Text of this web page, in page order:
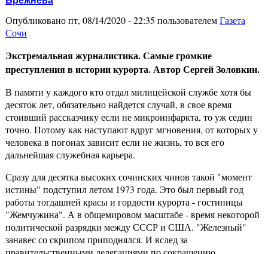
Опубликовано пт, 08/14/2020 - 22:35 пользователемГазета
Сочи
Экстремальная журналистика. Самые громкие
преступления в истории курорта. Автор Сергей Золовкин.
В памяти у каждого кто отдал милицейской службе хотя бы
десяток лет, обязательно найдется случай, в свое время
стоивший рассказчику если не микроинфаркта, то уж седин
точно. Потому как наступают вдруг мгновения, от которых у
человека в погонах зависит если не жизнь, то вся его
дальнейшая служебная карьера.
Сразу для десятка высоких сочинских чинов такой "момент
истины" подступил летом 1973 года. Это был первый год
работы тогдашней красы и гордости курорта - гостиницы
"Жемчужина". А в общемировом масштабе - время некоторой
политической разрядки между СССР и США. "Железный"
занавес со скрипом приподнялся. И вслед за